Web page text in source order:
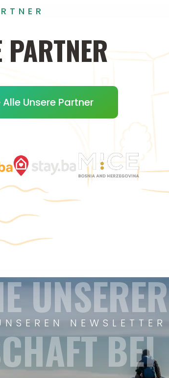
PARTNER
Unsere Partner
NEWSLETTER
UNSERER
BEI